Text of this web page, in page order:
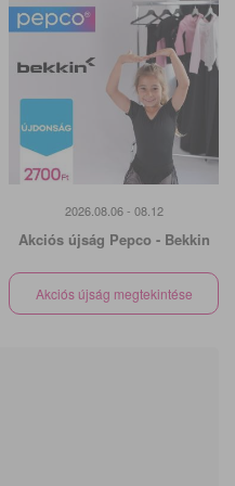
2026.08.06 - 08.12
Akciós újság Pepco - Bekkin
Akciós újság megtekintése